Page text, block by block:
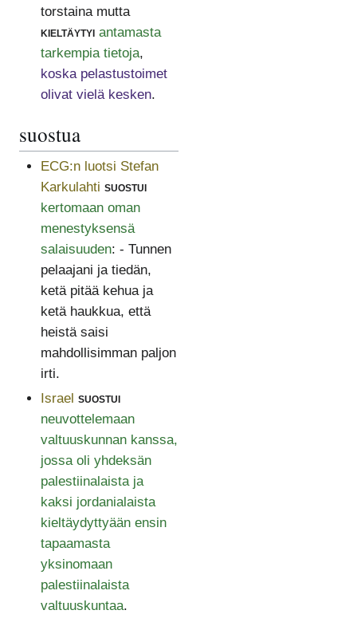
torstaina mutta
kieltäytyi antamasta
tarkempia tietoja,
koska pelastustoimet
olivat vielä kesken.
suostua
ECG:n luotsi Stefan
Karkulahti suostui
kertomaan oman
menestyksensä
salaisuuden: - Tunnen
pelaajani ja tiedän,
ketä pitää kehua ja
ketä haukkua, että
heistä saisi
mahdollisimman paljon
irti.
Israel suostui
neuvottelemaan
valtuuskunnan kanssa,
jossa oli yhdeksän
palestiinalaista ja
kaksi jordanialaista
kieltäydyttyään ensin
tapaamasta
yksinomaan
palestiinalaista
valtuuskuntaa.